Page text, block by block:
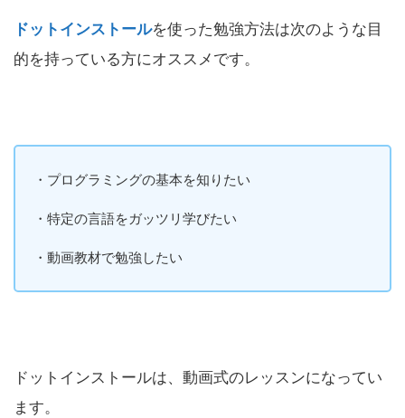
ドットインストールを使った勉強方法は次のような目
的を持っている方にオススメです。
・プログラミングの基本を知りたい
・特定の言語をガッツリ学びたい
・動画教材で勉強したい
ドットインストールは、動画式のレッスンになってい
ます。